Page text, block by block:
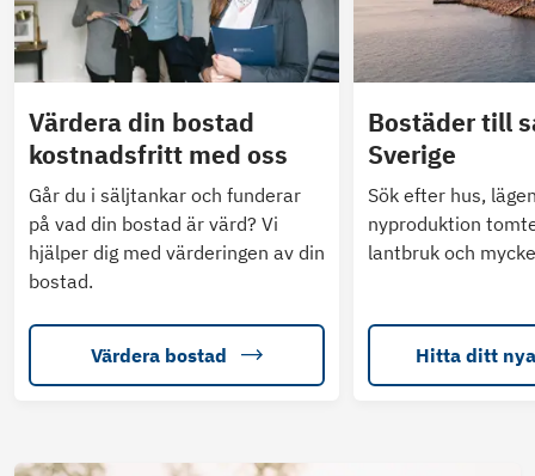
Värdera din bostad
kostnadsfritt med oss
Går du i säljtankar och funderar
på vad din bostad är värd? Vi
hjälper dig med värderingen av din
bostad.
Värdera bostad
Bostäder till
Sverige
Sök efter hus,
nyproduktion
lantbruk och
Hitta ditt